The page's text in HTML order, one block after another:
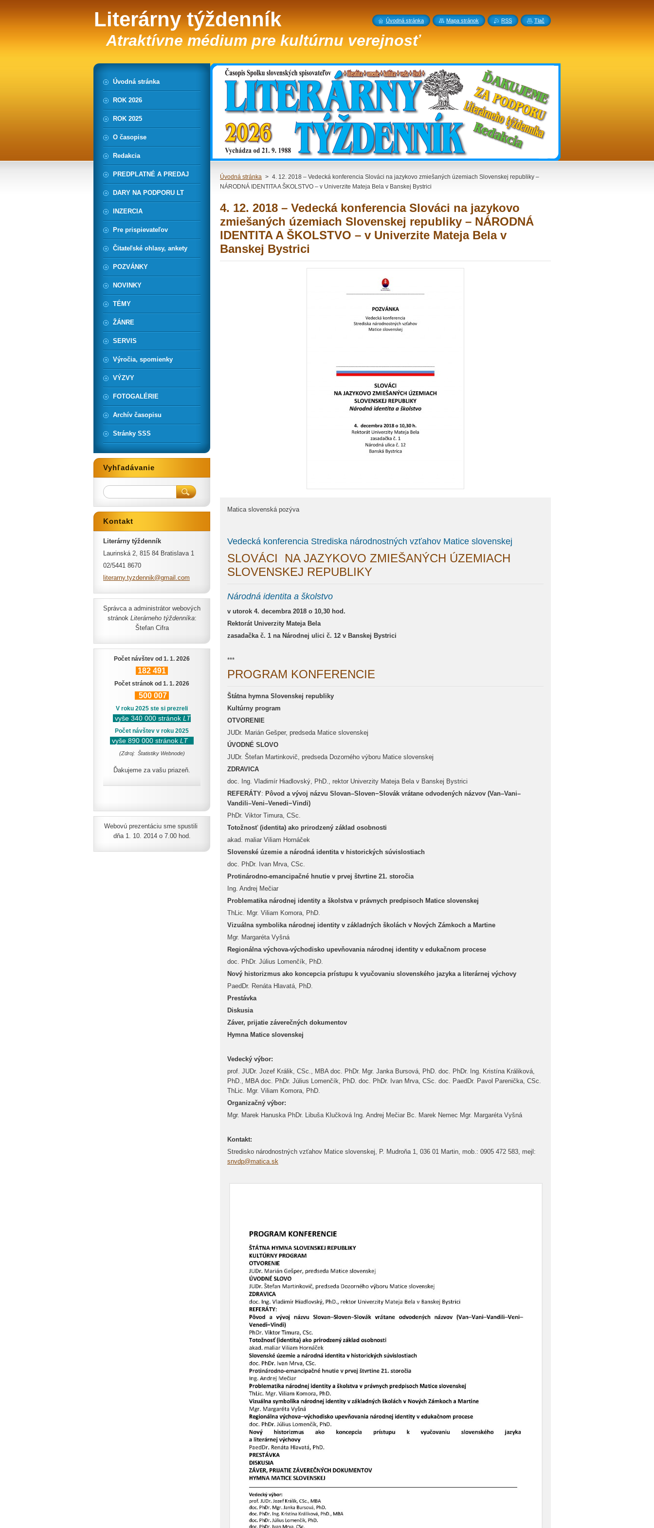
Literárny týždenník
Atraktívne médium pre kultúrnu verejnosť
Úvodná stránka > 4. 12. 2018 – Vedecká konferencia Slováci na jazykovo zmiešaných územiach Slovenskej republiky –
NÁRODNÁ IDENTITA A ŠKOLSTVO – v Univerzite Mateja Bela v Banskej Bystrici
4. 12. 2018 – Vedecká konferencia Slováci na jazykovo
zmiešaných územiach Slovenskej republiky – NÁRODNÁ
IDENTITA A ŠKOLSTVO – v Univerzite Mateja Bela v
Banskej Bystrici
Matica slovenská pozýva
Vedecká konferencia Strediska národnostných vzťahov Matice slovenskej
SLOVÁCI NA JAZYKOVO ZMIEŠANÝCH ÚZEMIACH
SLOVENSKEJ REPUBLIKY
Národná identita a školstvo
v utorok 4. decembra 2018 o 10,30 hod.
Rektorát Univerzity Mateja Bela
zasadačka č. 1 na Národnej ulici č. 12 v Banskej Bystrici
***
PROGRAM KONFERENCIE
Štátna hymna Slovenskej republiky
Kultúrny program
OTVORENIE
JUDr. Marián Gešper, predseda Matice slovenskej
ÚVODNÉ SLOVO
JUDr. Štefan Martinkovič, predseda Dozorného výboru Matice slovenskej
ZDRAVICA
doc. Ing. Vladimír Hiadlovský, PhD., rektor Univerzity Mateja Bela v Banskej Bystrici
REFERÁTY: Pôvod a vývoj názvu Slovan–Sloven−Slovák vrátane odvodených názvov (Van–Vani–
Vandili–Veni–Venedi−Vindi)
PhDr. Viktor Timura, CSc.
Totožnosť (identita) ako prirodzený základ osobnosti
akad. maliar Viliam Hornáček
Slovenské územie a národná identita v historických súvislostiach
doc. PhDr. Ivan Mrva, CSc.
Protinárodno-emancipačné hnutie v prvej štvrtine 21. storočia
Ing. Andrej Mečiar
Problematika národnej identity a školstva v právnych predpisoch Matice slovenskej
ThLic. Mgr. Viliam Komora, PhD.
Vizuálna symbolika národnej identity v základných školách v Nových Zámkoch a Martine
Mgr. Margaréta Vyšná
Regionálna výchova-východisko upevňovania národnej identity v edukačnom procese
doc. PhDr. Július Lomenčík, PhD.
Nový historizmus ako koncepcia prístupu k vyučovaniu slovenského jazyka a literárnej výchovy
PaedDr. Renáta Hlavatá, PhD.
Prestávka
Diskusia
Záver, prijatie záverečných dokumentov
Hymna Matice slovenskej
Vedecký výbor:
prof. JUDr. Jozef Králik, CSc., MBA doc. PhDr. Mgr. Janka Bursová, PhD. doc. PhDr. Ing. Kristína Králiková,
PhD., MBA doc. PhDr. Július Lomenčík, PhD. doc. PhDr. Ivan Mrva, CSc. doc. PaedDr. Pavol Parenička, CSc.
ThLic. Mgr. Viliam Komora, PhD.
Organizačný výbor:
Mgr. Marek Hanuska PhDr. Libuša Klučková Ing. Andrej Mečiar Bc. Marek Nemec Mgr. Margaréta Vyšná
Kontakt:
Stredisko národnostných vzťahov Matice slovenskej, P. Mudroňa 1, 036 01 Martin, mob.: 0905 472 583, mejl:
snvdp@matica.sk
Úvodná stránka
ROK 2026
ROK 2025
O časopise
Redakcia
PREDPLATNÉ A PREDAJ
DARY NA PODPORU LT
INZERCIA
Pre prispievateľov
Čitateľské ohlasy, ankety
POZVÁNKY
NOVINKY
TÉMY
ŽÁNRE
SERVIS
Výročia, spomienky
VÝZVY
FOTOGALÉRIE
Archív časopisu
Stránky SSS
Vyhľadávanie
Kontakt
Literárny týždenník
Laurinská 2, 815 84 Bratislava 1
02/5441 8670
literarny.tyzdennik@gmai l.com
Správca a administrátor webových
stránok Literárneho týždenníka:
Štefan Cifra
Počet návštev od 1. 1. 2026
182 491
Počet stránok od 1. 1. 2026
500 007
V roku 2025 ste si prezreli
vyše 340 000 stránok LT
Počet návštev v roku 2025
vyše 890 000 stránok LT
(Zdroj: Štatistiky Webnode)
Ďakujeme za vašu priazeň.
Webovú prezentáciu sme spustili
dňa 1. 10. 2014 o 7.00 hod.
Úvodná stránka Mapa stránok RSS Tlač